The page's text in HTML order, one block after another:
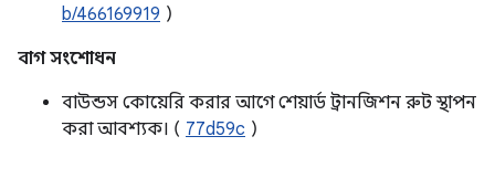
b/466169919 )
বাগ সংশোধন
বাউন্ডস কোয়েরি করার আগে শেয়ার্ড ট্রানজিশন রুট স্থাপন
করা আবশ্যক। ( 77d59c )